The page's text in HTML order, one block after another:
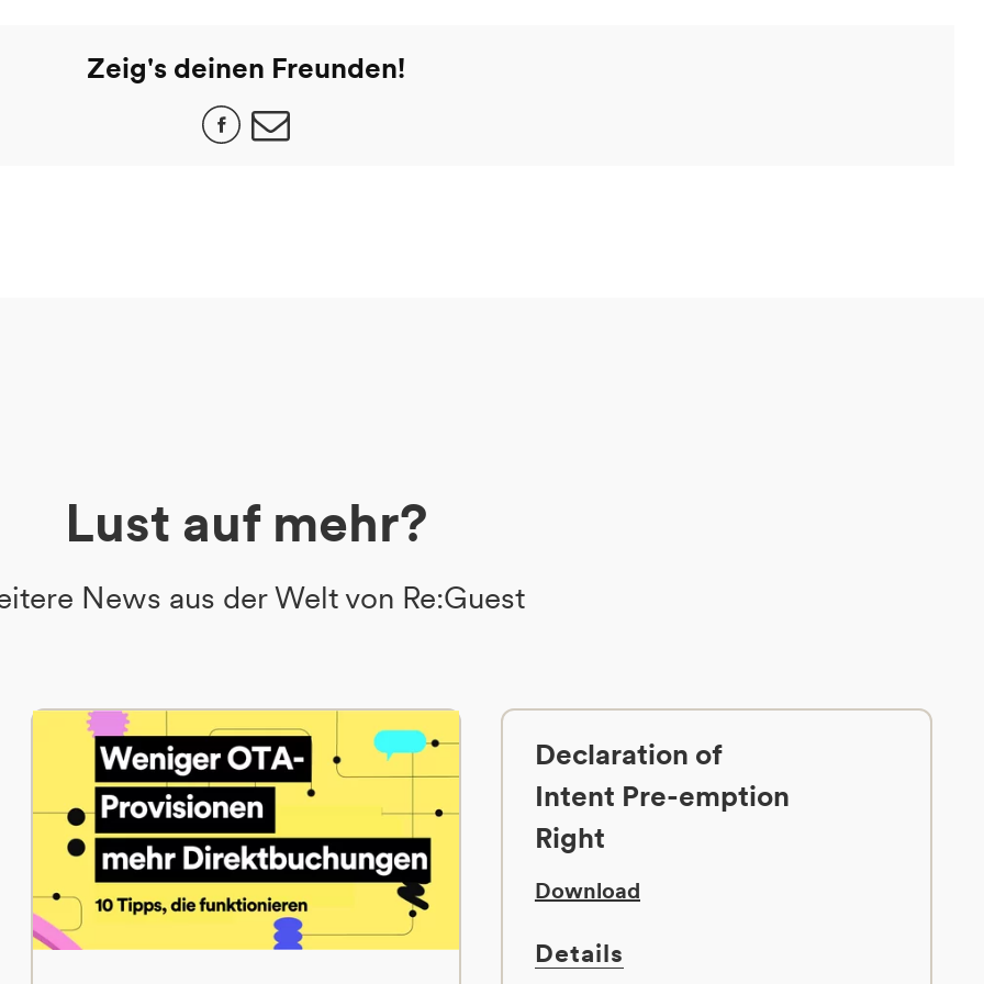
Zeig's deinen Freunden!
Lust auf mehr?
News aus der Welt von Re:Guest
Declaration of
Intent Pre-emption
Right
Download
Details